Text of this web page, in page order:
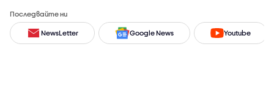
Последвайте ни
NewsLetter Google News Youtube